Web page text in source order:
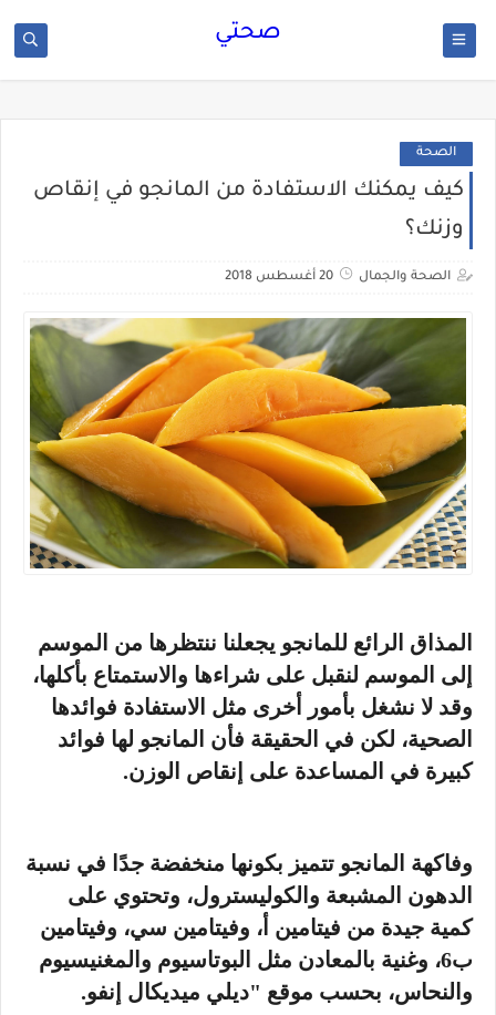
صحتي
الصحة
كيف يمكنك الاستفادة من المانجو في إنقاص
وزنك؟
الصحة والجمال 20 أغسطس 2018
المذاق الرائع للمانجو يجعلنا ننتظرها من الموسم
إلى الموسم لنقبل على شراءها والاستمتاع بأكلها،
وقد لا نشغل بأمور أخرى مثل الاستفادة فوائدها
الصحية، لكن في الحقيقة فأن المانجو لها فوائد
كبيرة في المساعدة على إنقاص الوزن.
وفاكهة المانجو تتميز بكونها منخفضة جدًا في نسبة
الدهون المشبعة والكوليسترول، وتحتوي على
كمية جيدة من فيتامين أ، وفيتامين سي، وفيتامين
ب6، وغنية بالمعادن مثل البوتاسيوم والمغنيسيوم
والنحاس، بحسب موقع "ديلي ميديكال إنفو.